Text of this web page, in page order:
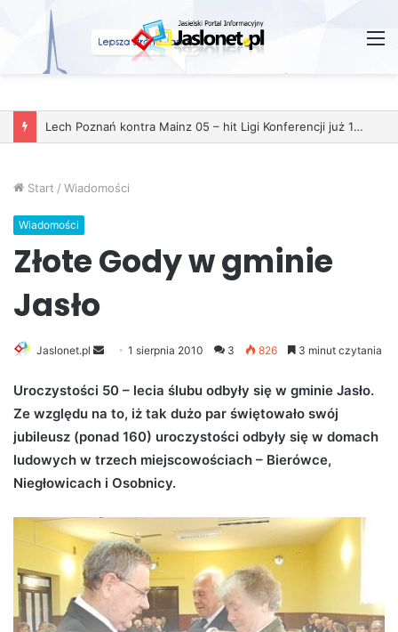
Start / Wiadomości
Wiadomości
Złote Gody w gminie
Jasło
Jaslonet.pl
n
d
a
n
e
a
i
l
1 sierpnia 2010 3 826 3 minut czytania
Uroczystości 50 – lecia ślubu odbyły się w gminie Jasło.
Ze względu na to, iż tak dużo par świętowało swój
jubileusz (ponad 160) uroczystości odbyły się w domach
ludowych w trzech miejscowościach – Bierówce,
Niegłowicach i Osobnicy.